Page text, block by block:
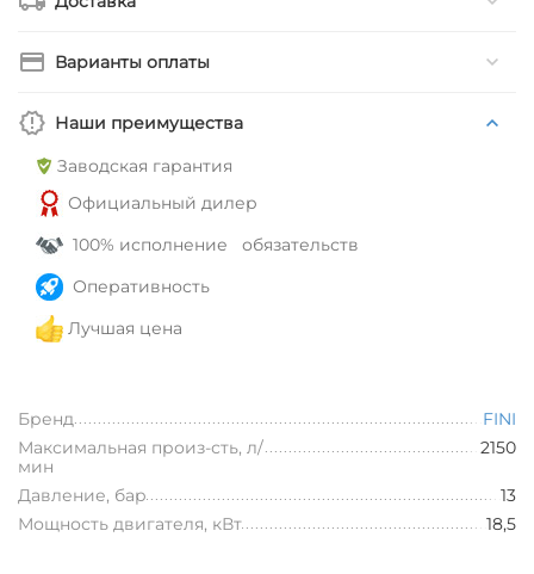
Варианты оплаты
Наши преимущества
Заводская гарантия
Официальный дилер
100% исполнение обязательств
Оперативность
Лучшая цена
Бренд
FINI
Максимальная произ-сть, л/
мин
2150
Давление, бар
13
Мощность двигателя, кВт
18,5